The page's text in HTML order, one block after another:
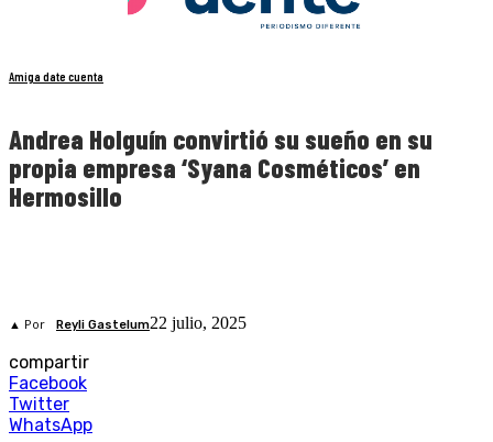
Amiga date cuenta
Andrea Holguín convirtió su sueño en su
propia empresa ‘Syana Cosméticos’ en
Hermosillo
▲ Por Reyli Gastelum22 julio, 2025
compartir
Facebook
Twitter
WhatsApp